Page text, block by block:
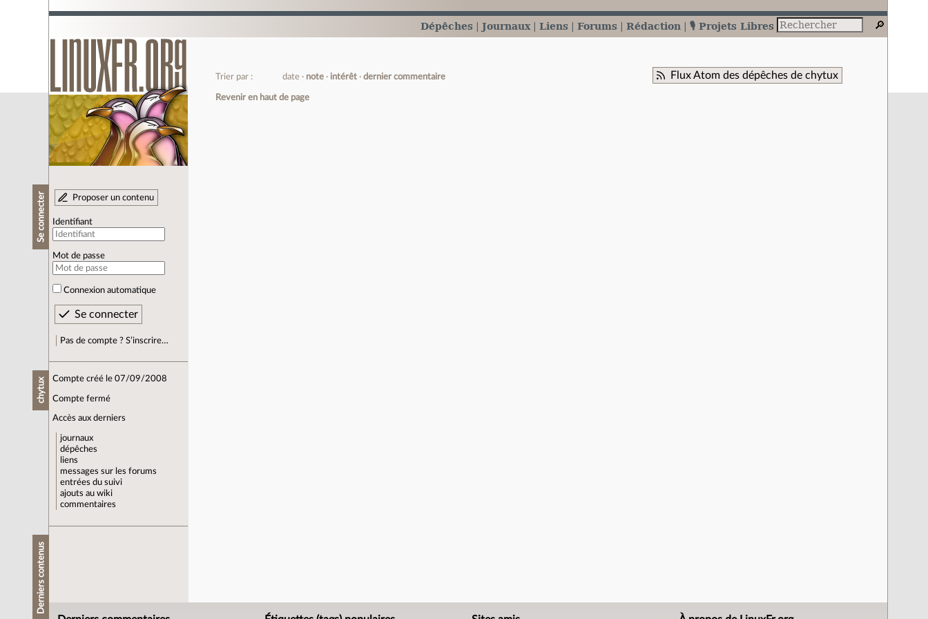
Dépêches Journaux Liens Forums Rédaction 🎙️ Projets Libres
Se connecter Proposer un contenu
Identifiant
Mot de passe
Connexion automatique
Pas de compte ? S’inscrire…
chytux Compte créé le 07/09/2008
Compte fermé
Accès aux derniers
journaux
dépêches
liens
messages sur les forums
entrées du suivi
ajouts au wiki
commentaires
Derniers contenus
Flux Atom des dépêches de chytux
Trier par : date note intérêt dernier commentaire
Revenir en haut de page